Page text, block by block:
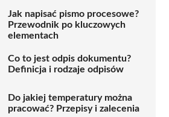
Jak napisać pismo procesowe?
Przewodnik po kluczowych
elementach
Co to jest odpis dokumentu?
Definicja i rodzaje odpisów
Do jakiej temperatury można
pracować? Przepisy i zalecenia